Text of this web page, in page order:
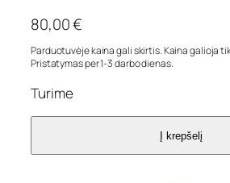
80,00€
Parduotuvėje kaina gali skirtis. Kaina galioja
Pristatymas per 1-3 darbo dienas.
Turime
Į krepšelį